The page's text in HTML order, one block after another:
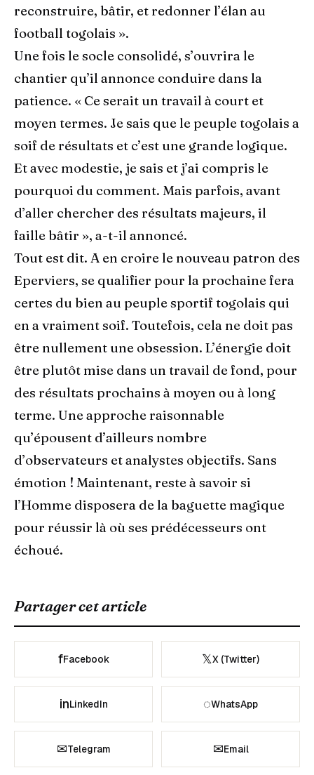
reconstruire, bâtir, et redonner l’élan au
football togolais ».
Une fois le socle consolidé, s’ouvrira le
chantier qu’il annonce conduire dans la
patience. « Ce serait un travail à court et
moyen termes. Je sais que le peuple togolais a
soif de résultats et c’est une grande logique.
Et avec modestie, je sais et j’ai compris le
pourquoi du comment. Mais parfois, avant
d’aller chercher des résultats majeurs, il
faille bâtir », a-t-il annoncé.
Tout est dit. A en croire le nouveau patron des
Eperviers, se qualifier pour la prochaine fera
certes du bien au peuple sportif togolais qui
en a vraiment soif. Toutefois, cela ne doit pas
être nullement une obsession. L’énergie doit
être plutôt mise dans un travail de fond, pour
des résultats prochains à moyen ou à long
terme. Une approche raisonnable
qu’épousent d’ailleurs nombre
d’observateurs et analystes objectifs. Sans
émotion ! Maintenant, reste à savoir si
l’Homme disposera de la baguette magique
pour réussir là où ses prédécesseurs ont
échoué.
Partager cet article
fFacebook 𝕏X (Twitter)
inLinkedIn ◌WhatsApp
✉Telegram ✉Email